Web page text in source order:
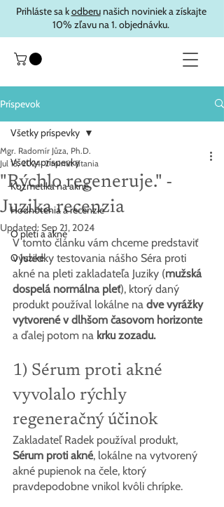
Prihláste sa kodberunašich noviniek a získajte
10% zľavu na 1. objednávku.
Príspevok
Všetky príspevky
Kozmetika na akné
Hodnotenia a recenzie
O pleti a akné
O Juzike
Všetky príspevky
"Rýchlo regeneruje." -
Juzika recenzia
Mgr. Radomír Jůza, Ph.D.
Jul 13, 2024 2 minút čítania
Updated:Sep 21, 2024
V tomto článku vám chceme predstaviť
výsledky testovania nášho Séra proti
akné na pleti zakladateľa Juziky (mužská
dospelá normálna pleť), ktorý daný
produkt používal lokálne na dve vyrážky
vytvorené v dlhšom časovom horizonte
a ďalej potom na krku zozadu.
1) Sérum proti akné
vyvolalo rýchly
regeneračný účinok
Zakladateľ Radek používal produkt,
Sérum proti akné, lokálne na vytvorený
akné pupienok na čele, ktorý
pravdepodobne vnikol kvôli chrípke.